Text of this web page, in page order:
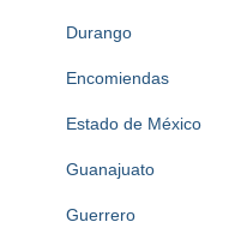
Durango
Encomiendas
Estado de México
Guanajuato
Guerrero